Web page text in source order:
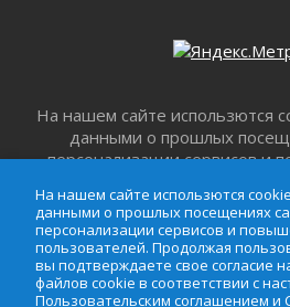
Новые возможности для
31 июля 2026
От инженера-создателя к
31 июля 2026
Генеральная репетиция
31 июля 2026
Открытое сердце и
На нашем сайте использются
данными о прошлых
персонализации сервисов и
сайтом, вы подтверждаете
использование файлов
настоящим уведомлением,
соглашениеми
конфиденциальности.
На нашем сайте использются
данными о прошлых посещениях
персонализации сервисов и
пользователей. Продолжая
вы подтверждаете свое согласие
файлов cookie в соответствии с
Пользовательским соглашением и